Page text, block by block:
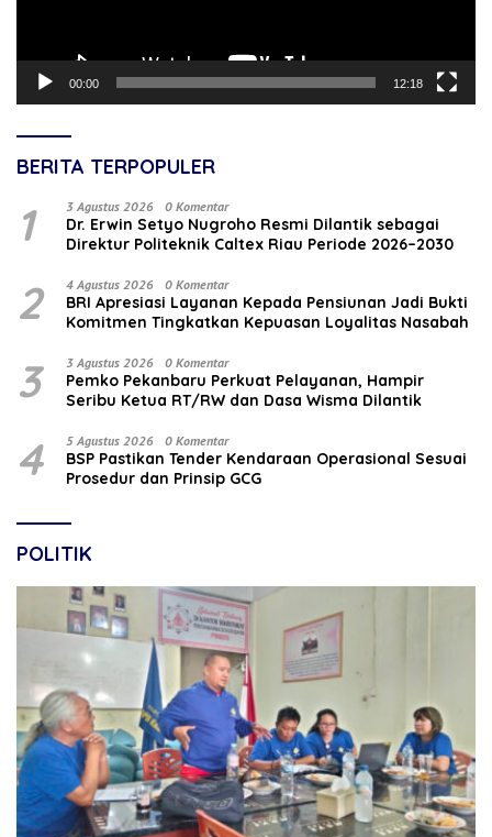
00:00 12:18
BERITA TERPOPULER
1 3 Agustus 2026 0 Komentar
‎Dr. Erwin Setyo Nugroho Resmi Dilantik sebagai
Direktur Politeknik Caltex Riau Periode 2026–2030
2 4 Agustus 2026 0 Komentar
BRI Apresiasi Layanan Kepada Pensiunan Jadi Bukti
Komitmen Tingkatkan Kepuasan Loyalitas Nasabah
3 3 Agustus 2026 0 Komentar
Pemko Pekanbaru Perkuat Pelayanan, Hampir
Seribu Ketua RT/RW dan Dasa Wisma Dilantik
4 5 Agustus 2026 0 Komentar
BSP Pastikan Tender Kendaraan Operasional Sesuai
Prosedur dan Prinsip GCG
POLITIK